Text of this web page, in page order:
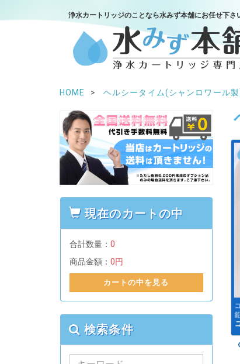
浄水カートリッジのことなら水みず本舗にお任せ下さ
HOME ヘルシータイム(シャンロワール
現在のカートの中
合計数量： 0
商品金額： 0円
カートの中を見る
検索条件